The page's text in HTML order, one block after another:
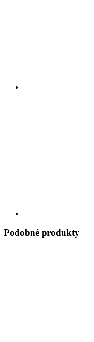
Podobné produkty